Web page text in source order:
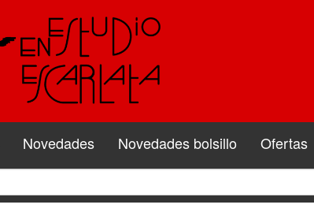
Novedades Novedades bolsillo Ofertas